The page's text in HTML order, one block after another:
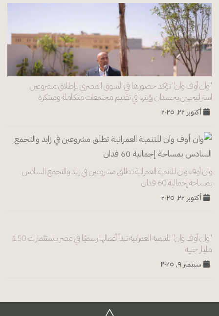
"وان أوف وان" تؤكد حضورها في السوق المصري بإطلاق مشروعين
استراتيجيين يجسدان رؤيتها في تقديم مجتمعات متكاملة ومبتكرة
أكتوبر ٢٢, ٢٠٢٥
وان أوف وان للتنمية العمرانية تطلق مشروعين في زايد والتجمع السادس
بمساحة إجمالية 60 فدان
أكتوبر ٢٢, ٢٠٢٥
"وان أوف وان" للتنمية العمرانية تبدأ أعمالها رسميًا في مصر باستثمارات 150
مليار جنيه
سبتمبر ٩, ٢٠٢٥